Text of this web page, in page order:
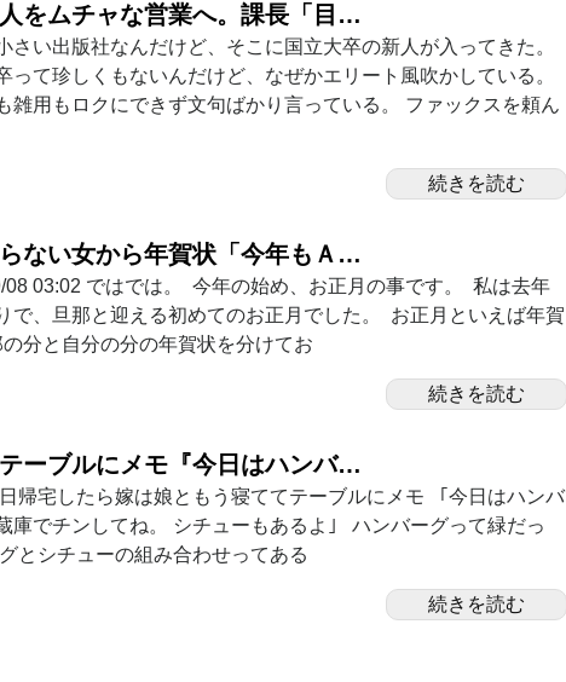
をムチャな営業へ。課長「目…
さい出版社なんだけど、そこに国立大卒の新人が入ってきた。
って珍しくもないんだけど、なぜかエリート風吹かしている。
雑用もロクにできず文句ばかり言っている。 ファックスを頼ん
続きを読む
ない女から年賀状「今年もＡ…
08 03:02 ではでは。 今年の始め、お正月の事です。 私は去年
で、旦那と迎える初めてのお正月でした。 お正月といえば年賀
分と自分の分の年賀状を分けてお
続きを読む
ーブルにメモ『今日はハンバ…
帰宅したら嫁は娘ともう寝ててテーブルにメモ ｢今日はハンバ
庫でチンしてね。 シチューもあるよ｣ ハンバーグって緑だっ
とシチューの組み合わせってある
続きを読む